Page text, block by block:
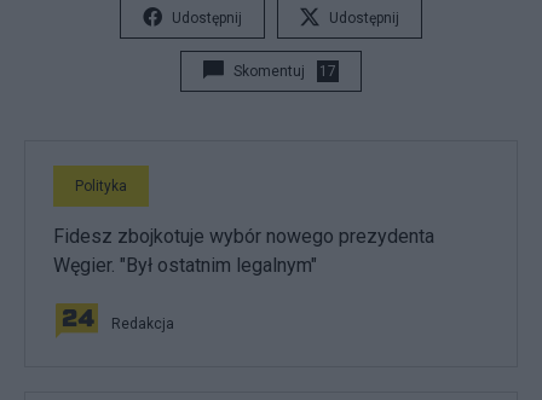
Udostępnij Udostępnij
Skomentuj 17
Polityka
Fidesz zbojkotuje wybór nowego prezydenta
Węgier. "Był ostatnim legalnym"
Redakcja